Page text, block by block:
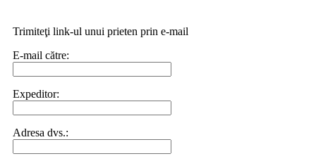
Trimiteţi link-ul unui prieten prin e-mail
E-mail către:
Expeditor:
Adresa dvs.: